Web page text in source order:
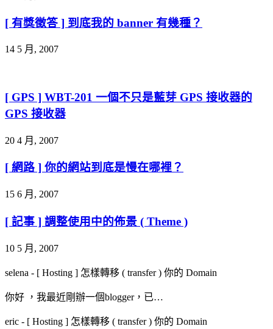
[ 有獎徵答 ] 到底我的 banner 有幾種？
14 5 月, 2007
[ GPS ] WBT-201 一個不只是藍芽 GPS 接收器的
GPS 接收器
20 4 月, 2007
[ 網路 ] 你的網站到底是慢在哪裡？
15 6 月, 2007
[ 記事 ] 調整使用中的佈景 ( Theme )
10 5 月, 2007
selena - [ Hosting ] 怎樣轉移 ( transfer ) 你的 Domain
你好 ，我最近剛辦一個blogger，已…
eric - [ Hosting ] 怎樣轉移 ( transfer ) 你的 Domain